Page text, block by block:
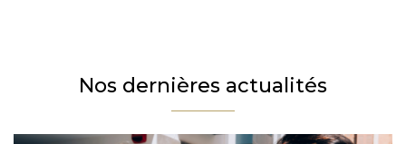
Nos dernières actualités